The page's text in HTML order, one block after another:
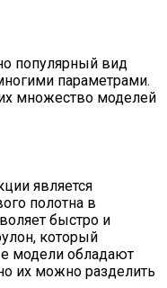
популярный вид
параметрами.
множество моделей
является
полотна в
быстро и
который
модели обладают
их можно разделить